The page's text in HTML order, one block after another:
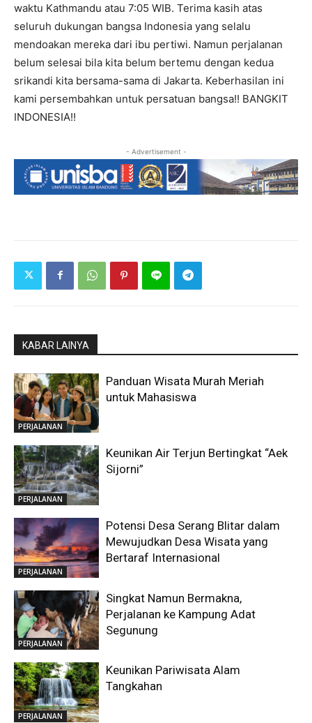
waktu Kathmandu atau 7:05 WIB. Terima kasih atas
seluruh dukungan bangsa Indonesia yang selalu
mendoakan mereka dari ibu pertiwi. Namun perjalanan
belum selesai bila kita belum bertemu dengan kedua
srikandi kita bersama-sama di Jakarta. Keberhasilan ini
kami persembahkan untuk persatuan bangsa!! BANGKIT
INDONESIA!!
- Advertisement -
KABAR LAINYA
PERJALANAN
Panduan Wisata Murah Meriah
untuk Mahasiswa
PERJALANAN
Keunikan Air Terjun Bertingkat “Aek
Sijorni”
PERJALANAN
Potensi Desa Serang Blitar dalam
Mewujudkan Desa Wisata yang
Bertaraf Internasional
PERJALANAN
Singkat Namun Bermakna,
Perjalanan ke Kampung Adat
Segunung
PERJALANAN
Keunikan Pariwisata Alam
Tangkahan